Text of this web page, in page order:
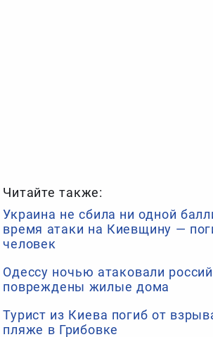
Читайте также:
Украина не сбила ни одной
время атаки на Киевщину —
человек
Одессу ночью атаковали
повреждены жилые дома
Турист из Киева погиб от
пляже в Грибовке